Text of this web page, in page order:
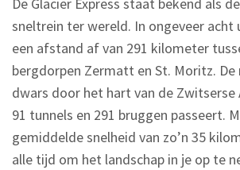
sneltrein ter wereld. In ongeveer acht
een afstand af van 291 kilometer
bergdorpen Zermatt en St. Moritz.
dwars door het hart van de Zwitserse
91 tunnels en 291 bruggen passeert.
gemiddelde snelheid van zo’n 35
alle tijd om het landschap in je op te